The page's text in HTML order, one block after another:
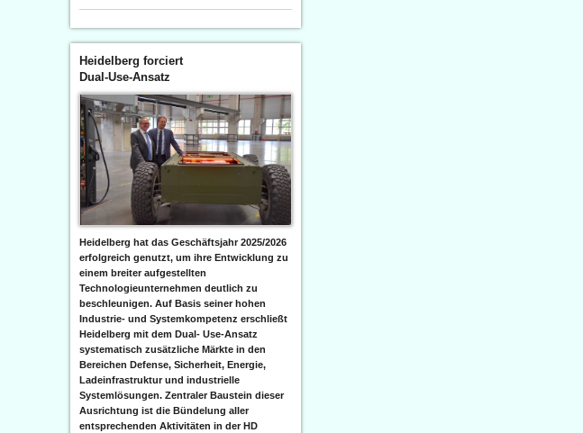
Heidelberg forciert
Dual-Use-Ansatz
Heidelberg hat das Geschäftsjahr 2025/2026
erfolgreich genutzt, um ihre Entwicklung zu
einem breiter aufgestellten
Technologieunternehmen deutlich zu
beschleunigen. Auf Basis seiner hohen
Industrie- und Systemkompetenz erschließt
Heidelberg mit dem Dual- Use-Ansatz
systematisch zusätzliche Märkte in den
Bereichen Defense, Sicherheit, Energie,
Ladeinfrastruktur und industrielle
Systemlösungen. Zentraler Baustein dieser
Ausrichtung ist die Bündelung aller
entsprechenden Aktivitäten in der HD